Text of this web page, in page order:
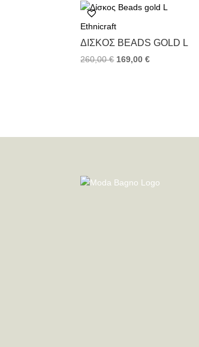
Ethnicraft
ΔΊΣΚΟΣ BEADS GOLD L
260,00€ 169,00€